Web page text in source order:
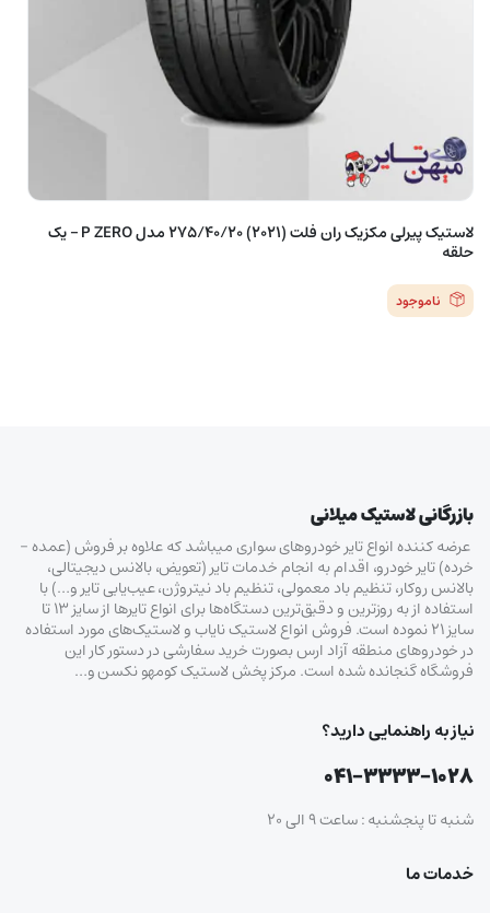
لاستیک پیرلی مکزیک ران فلت (2021) 275/40/20 مدل P ZERO – یک
حلقه
ناموجود
بازرگانی لاستیک میلانی
عرضه کننده انواع تایر خودروهای سواری میباشد که علاوه بر فروش (عمده –
خرده‌) تایر خودرو، اقدام به انجام خدمات تایر (تعویض، بالانس دیجیتالی،
بالانس روکار، تنظیم باد معمولی، تنظیم باد نیتروژن، عیب‌یابی تایر و…) با
استفاده از به روزترین و دقیق‌ترین دستگاه‌ها برای انواع تایرها از سایز ۱۳ تا
سایز ۲۱ نموده است. فروش انواع لاستیک‌ نایاب و لاستیک‌های مورد استفاده
در خودروهای منطقه آزاد ارس بصورت خرید سفارشی در دستور کار این
فروشگاه گنجانده شده است. مرکز پخش لاستیک کومهو نکسن و…
نیاز به راهنمایی دارید؟
۰۴۱-۳۳۳۳-۱۰۲۸
شنبه تا پنجشنبه : ساعت ۹ الی ۲۰
خدمات ما